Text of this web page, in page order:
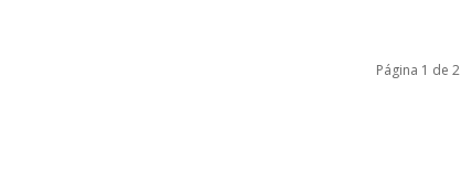
Página 1 de 2